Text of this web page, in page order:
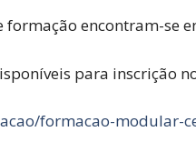
formação encontram-se
para inscrição
formacao-modular-